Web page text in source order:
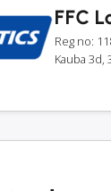
FFC
Reg no:
Kauba 3d,